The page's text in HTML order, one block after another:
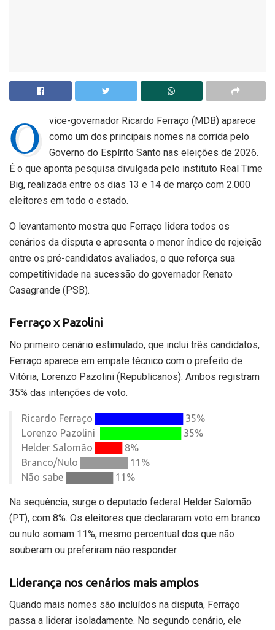
O vice-governador Ricardo Ferraço (MDB) aparece
como um dos principais nomes na corrida pelo
Governo do Espírito Santo nas eleições de 2026.
É o que aponta pesquisa divulgada pelo instituto Real Time
Big, realizada entre os dias 13 e 14 de março com 2.000
eleitores em todo o estado.
O levantamento mostra que Ferraço lidera todos os
cenários da disputa e apresenta o menor índice de rejeição
entre os pré-candidatos avaliados, o que reforça sua
competitividade na sucessão do governador Renato
Casagrande (PSB).
Ferraço x Pazolini
No primeiro cenário estimulado, que inclui três candidatos,
Ferraço aparece em empate técnico com o prefeito de
Vitória, Lorenzo Pazolini (Republicanos). Ambos registram
35% das intenções de voto.
Ricardo Ferraço
35%
Lorenzo Pazolini
35%
Helder Salomão
8%
Branco/Nulo
11%
Não sabe ███████ 11%
Na sequência, surge o deputado federal Helder Salomão
(PT), com 8%. Os eleitores que declararam voto em branco
ou nulo somam 11%, mesmo percentual dos que não
souberam ou preferiram não responder.
Liderança nos cenários mais amplos
Quando mais nomes são incluídos na disputa, Ferraço
passa a liderar isoladamente. No segundo cenário, ele